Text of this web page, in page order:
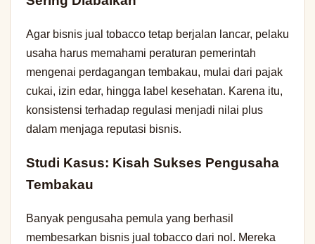
Agar bisnis jual tobacco tetap berjalan lancar, pelaku
usaha harus memahami peraturan pemerintah
mengenai perdagangan tembakau, mulai dari pajak
cukai, izin edar, hingga label kesehatan. Karena itu,
konsistensi terhadap regulasi menjadi nilai plus
dalam menjaga reputasi bisnis.
Studi Kasus: Kisah Sukses Pengusaha
Tembakau
Banyak pengusaha pemula yang berhasil
membesarkan bisnis jual tobacco dari nol. Mereka